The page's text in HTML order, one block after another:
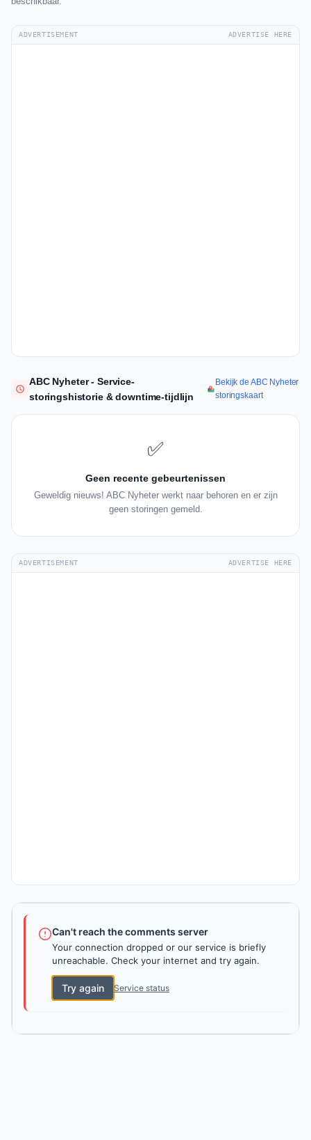
ADVERTISEMENT ADVERTISE HERE
ABC Nyheter - Service-
storingshistorie & downtime-tijdlijn
Bekijk de ABC Nyheter
storingskaart
✅
Geen recente gebeurtenissen
Geweldig nieuws! ABC Nyheter werkt naar behoren en er zijn
geen storingen gemeld.
ADVERTISEMENT ADVERTISE HERE
Can't reach the comments server
Your connection dropped or our service is briefly
unreachable. Check your internet and try again.
Try again Service status